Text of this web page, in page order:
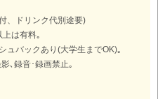
、ドリンク代別途要)
は有料｡
ュバックあり(大学生までOK)｡
､録音･録画禁止｡